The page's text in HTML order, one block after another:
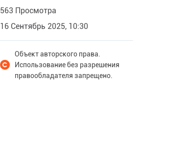
563 Просмотра
16 Сентябрь 2025, 10:30
Объект авторского права.
Использование без разрешения
правообладателя запрещено.